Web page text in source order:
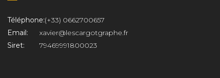
Téléphone:(+33) 0662700657
Email:
xavier@lescargotgraphe.fr
Siret:
79469991800023